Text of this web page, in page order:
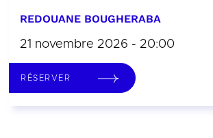
REDOUANE BOUGHERABA
21 novembre 2026 - 20:00
RÉSERVER